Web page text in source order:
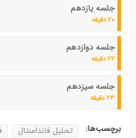
جلسه یازدهم
۲۰ دقیقه
جلسه دوازدهم
۲۲ دقیقه
جلسه سیزدهم
۲۳ دقیقه
برچسب‌ها: تحلیل فاندامنتال